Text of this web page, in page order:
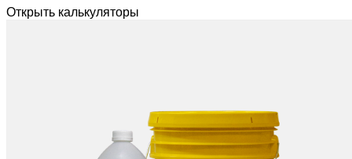
Открыть калькуляторы